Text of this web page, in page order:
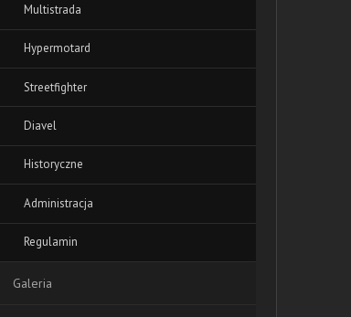
Multistrada
Hypermotard
Streetfighter
Diavel
Historyczne
Administracja
Regulamin
Galeria